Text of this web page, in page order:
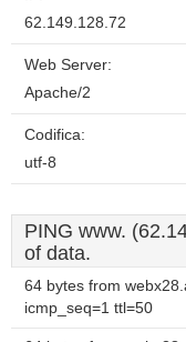
62.149.128.72
Web Server:
Apache/2
Codifica:
utf-8
PING www.
of data.
64 bytes from
icmp_seq=1 ttl=50